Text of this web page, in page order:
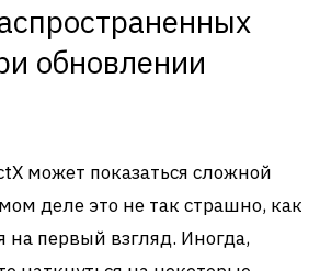
обновлении
может показаться сложной
деле это не так страшно, как
на первый взгляд. Иногда,